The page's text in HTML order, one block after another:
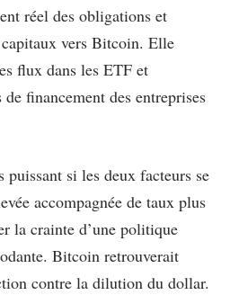
réel des obligations et
vers Bitcoin. Elle
flux dans les ETF et
financement des entreprises
si les deux facteurs se
accompagnée de taux plus
la crainte d’une politique
Bitcoin retrouverait
contre la dilution du dollar.